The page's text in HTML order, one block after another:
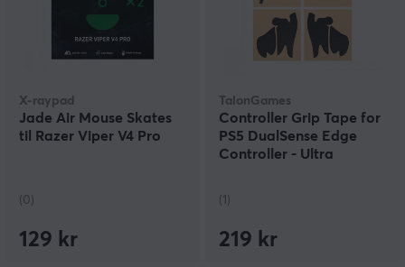
X-raypad
Jade Air Mouse Skates
til Razer Viper V4 Pro
(0)
129 kr
TalonGames
Controller Grip Tape for
PS5 DualSense Edge
Controller - Ultra
(1)
219 kr